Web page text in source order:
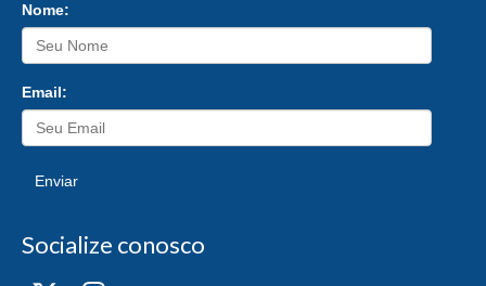
Nome:
Email:
Enviar
Socialize conosco